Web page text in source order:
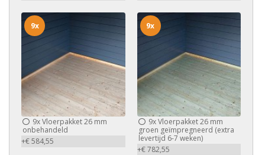
9xVloerpakket 26 mm
onbehandeld
+€ 584,55
9x
9xVloerpakket 26 mm
groen geïmpregneerd (extra
levertijd 6-7 weken)
+€ 782,55
9x